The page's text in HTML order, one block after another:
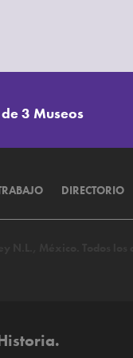
3 Museos
DIRECTORIO